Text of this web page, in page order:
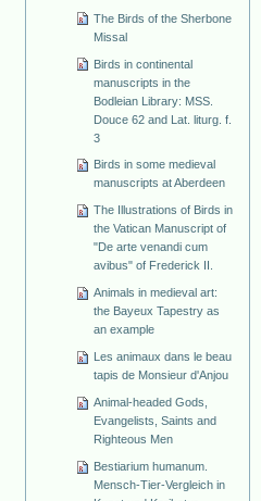
The Birds of the Sherbone
Missal
Birds in continental
manuscripts in the
Bodleian Library: MSS.
Douce 62 and Lat. liturg. f.
3
Birds in some medieval
manuscripts at Aberdeen
The Illustrations of Birds in
the Vatican Manuscript of
"De arte venandi cum
avibus" of Frederick II.
Animals in medieval art:
the Bayeux Tapestry as
an example
Les animaux dans le beau
tapis de Monsieur d'Anjou
Animal-headed Gods,
Evangelists, Saints and
Righteous Men
Bestiarium humanum.
Mensch-Tier-Vergleich in